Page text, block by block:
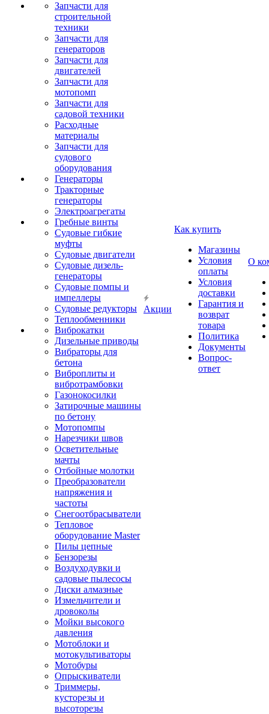
Запчасти для
строительной
техники
Запчасти для
генераторов
Запчасти для
двигателей
Запчасти для
мотопомп
Запчасти для
садовой техники
Расходные
материалы
Запчасти для
судового
оборудования
Генераторы
Тракторные
генераторы
Электроагрегаты
Гребные винты
Судовые гибкие
муфты
Судовые двигатели
Судовые дизель-
генераторы
Судовые помпы и
импеллеры
Судовые редукторы
Теплообменники
Виброкатки
Дизельные приводы
Вибраторы для
бетона
Виброплиты и
вибротрамбовки
Газонокосилки
Затирочные машины
по бетону
Мотопомпы
Нарезчики швов
Осветительные
мачты
Отбойные молотки
Преобразователи
напряжения и
частоты
Снегоотбрасыватели
Тепловое
оборудование Master
Пилы цепные
Бензорезы
Воздуходувки и
садовые пылесосы
Диски алмазные
Измельчители и
дровоколы
Мойки высокого
давления
Мотоблоки и
мотокультиваторы
Мотобуры
Опрыскиватели
Триммеры,
кусторезы и
высоторезы
Акции
Как купить
Магазины
Условия
оплаты
Условия
доставки
Гарантия и
возврат
товара
Политика
Документы
Вопрос-
ответ
О